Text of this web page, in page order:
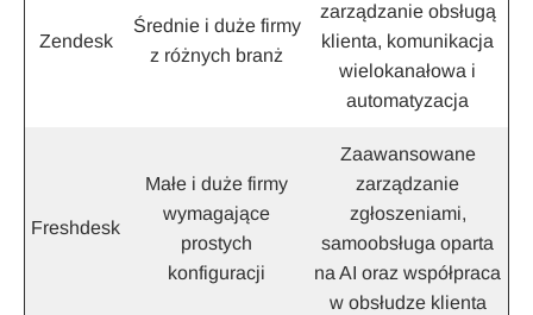
Zendesk
Średnie i duże firmy
z różnych branż
zarządzanie obsługą
klienta, komunikacja
wielokanałowa i
automatyzacja
Freshdesk
Małe i duże firmy
wymagające
prostych
konfiguracji
Zaawansowane
zarządzanie
zgłoszeniami,
samoobsługa oparta
na AI oraz współpraca
w obsłudze klienta